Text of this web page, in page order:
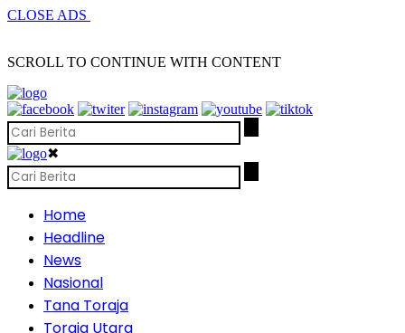
CLOSE ADS
SCROLL TO CONTINUE WITH CONTENT
✖
Home
Headline
News
Nasional
Tana Toraja
Toraja Utara